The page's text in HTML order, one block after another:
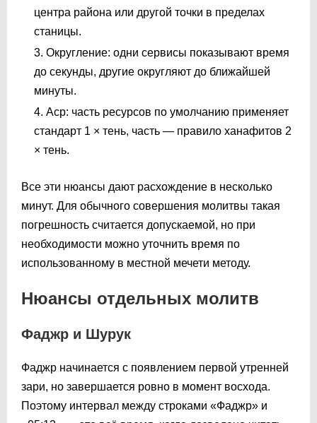
центра района или другой точки в пределах
станицы.
Округление: одни сервисы показывают время
до секунды, другие округляют до ближайшей
минуты.
Аср: часть ресурсов по умолчанию применяет
стандарт 1 × тень, часть — правило ханафитов 2
× тень.
Все эти нюансы дают расхождение в несколько
минут. Для обычного совершения молитвы такая
погрешность считается допускаемой, но при
необходимости можно уточнить время по
использованному в местной мечети методу.
Нюансы отдельных молитв
Фаджр и Шурук
Фаджр начинается с появлением первой утренней
зари, но завершается ровно в момент восхода.
Поэтому интервал между строками «Фаджр» и